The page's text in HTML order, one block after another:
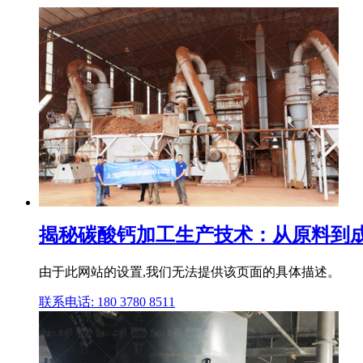
揭秘碳酸钙加工生产技术：从原料到
由于此网站的设置,我们无法提供该页面的具体描述。
联系电话: 180 3780 8511